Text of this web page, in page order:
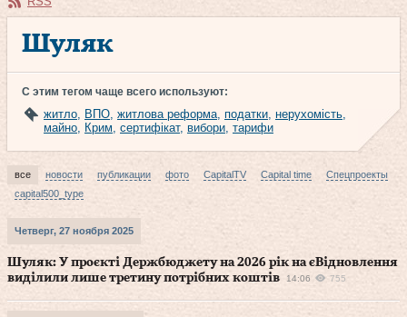
Шуляк
С этим тегом чаще всего используют:
житло, ВПО, житлова реформа, податки, нерухомість,
майно, Крим, сертифікат, вибори, тарифи
все новости публикации фото CapitalTV Capital time
Спецпроекты
capital500_type
Четверг, 27 ноября 2025
Шуляк: У проєкті Держбюджету на 2026 рік на єВідновлення
виділили лише третину потрібних коштів
14:06 755